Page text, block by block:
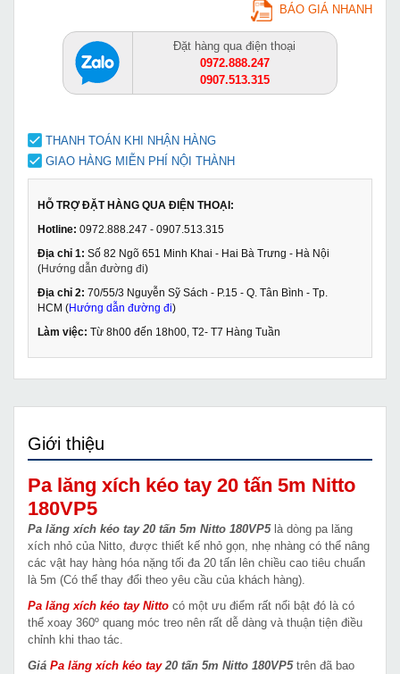
BÁO GIÁ NHANH
Đặt hàng qua điện thoại
0972.888.247
0907.513.315
THANH TOÁN KHI NHẬN HÀNG
GIAO HÀNG MIỄN PHÍ NỘI THÀNH
HỖ TRỢ ĐẶT HÀNG QUA ĐIỆN THOẠI:
Hotline: 0972.888.247 - 0907.513.315
Địa chỉ 1: Số 82 Ngõ 651 Minh Khai - Hai Bà Trưng - Hà Nội
(Hướng dẫn đường đi)
Địa chỉ 2: 70/55/3 Nguyễn Sỹ Sách - P.15 - Q. Tân Bình - Tp.
HCM (Hướng dẫn đường đi)
Làm việc: Từ 8h00 đến 18h00, T2- T7 Hàng Tuần
Giới thiệu
Pa lăng xích kéo tay 20 tấn 5m Nitto
180VP5
Pa lăng xích kéo tay 20 tấn 5m Nitto 180VP5là dòng pa lăng
xích nhỏ của Nitto, được thiết kế nhỏ gọn, nhẹ nhàng có thể nâng
các vật hay hàng hóa nặng tối đa 20 tấn lên chiều cao tiêu chuẩn
là 5m (Có thể thay đổi theo yêu cầu của khách hàng).
Pa lăng xích kéo tay Nitto có một ưu điểm rất nổi bật đó là có
thể xoay 360º quang móc treo nên rất dễ dàng và thuận tiện điều
chỉnh khi thao tác.
Giá Pa lăng xích kéo tay20 tấn 5m Nitto 180VP5trên đã bao